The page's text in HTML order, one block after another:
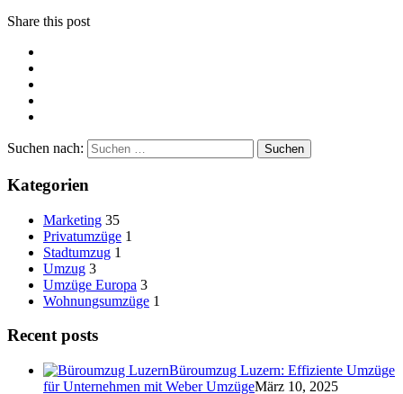
Share this post
Suchen nach:
Kategorien
Marketing 35
Privatumzüge 1
Stadtumzug 1
Umzug 3
Umzüge Europa 3
Wohnungsumzüge 1
Recent posts
Büroumzug Luzern: Effiziente Umzüge
für Unternehmen mit Weber UmzügeMärz 10, 2025